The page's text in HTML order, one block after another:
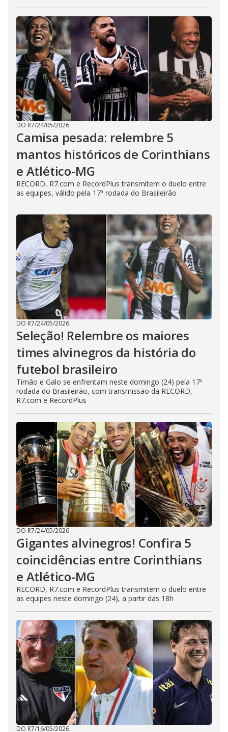
DO R7/24/05/2026
Camisa pesada: relembre 5
mantos históricos de Corinthians
e Atlético-MG
RECORD, R7.com e RecordPlus transmitem o duelo entre
as equipes, válido pela 17ª rodada do Brasileirão
DO R7/24/05/2026
Seleção! Relembre os maiores
times alvinegros da história do
futebol brasileiro
Timão e Galo se enfrentam neste domingo (24) pela 17ª
rodada do Brasileirão, com transmissão da RECORD,
R7.com e RecordPlus
DO R7/24/05/2026
Gigantes alvinegros! Confira 5
coincidências entre Corinthians
e Atlético-MG
RECORD, R7.com e RecordPlus transmitem o duelo entre
as equipes neste domingo (24), a partir das 18h
DO R7/16/05/2026